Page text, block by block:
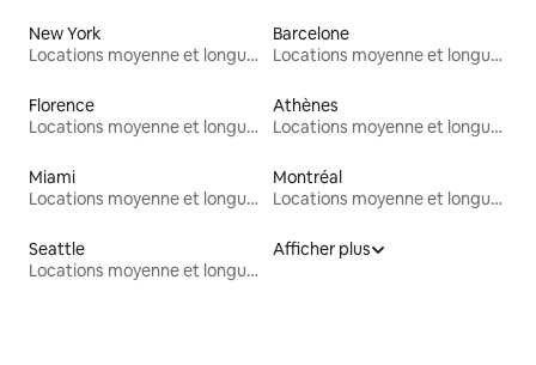
New York
Locations moyenne et longue durée
Barcelone
Locations moyenne et longue durée
Florence
Locations moyenne et longue durée
Athènes
Locations moyenne et longue durée
Miami
Locations moyenne et longue durée
Montréal
Locations moyenne et longue durée
Seattle
Locations moyenne et longue durée
Afficher plus